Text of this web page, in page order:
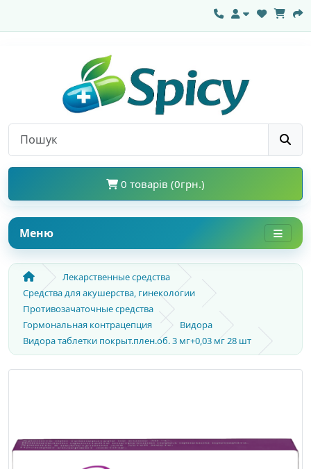
0 товарів (0грн.)
Меню
Лекарственные средства
Средства для акушерства, гинекологии
Противозачаточные средства
Гормональная контрацепция
Видора
Видора таблетки покрыт.плен.об. 3 мг+0,03 мг 28 шт